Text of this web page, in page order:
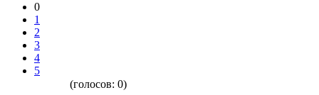
0
1
2
3
4
5
(голосов: 0)